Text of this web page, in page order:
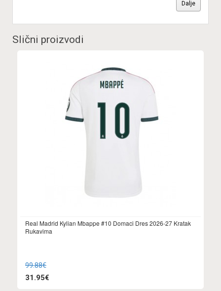
Dalje
Slični proizvodi
Real Madrid Kylian Mbappe #10 Domaci Dres 2026-27 Kratak
Rukavima
99.88€
31.95€